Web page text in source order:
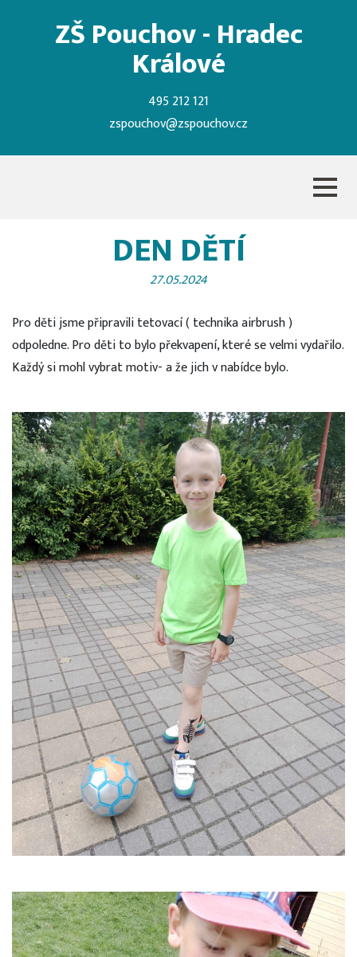
ZŠ Pouchov - Hradec
Králové
495 212 121
zspouchov@zspouchov.cz
DEN DĚTÍ
27.05.2024
Pro děti jsme připravili tetovací ( technika airbrush )
odpoledne. Pro děti to bylo překvapení, které se velmi vydařilo.
Každý si mohl vybrat motiv- a že jich v nabídce bylo.